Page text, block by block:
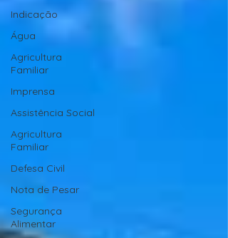
Indicação
Água
Agricultura
Familiar
Imprensa
Assistência Social
Agricultura
Familiar
Defesa Civil
Nota de Pesar
Segurança
Alimentar